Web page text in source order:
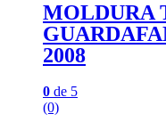
MOLDURA
2008
0 de 5
(0)